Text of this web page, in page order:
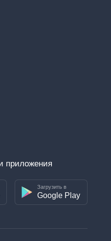
приложения
Загрузить в
Google Play